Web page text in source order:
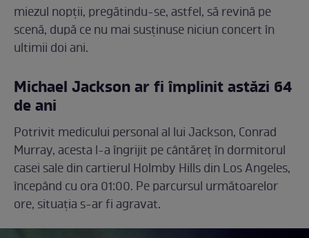
miezul nopții, pregătindu-se, astfel, să revină pe
scenă, după ce nu mai susținuse niciun concert în
ultimii doi ani.
Michael Jackson ar fi împlinit astăzi 64
de ani
Potrivit medicului personal al lui Jackson, Conrad
Murray, acesta l-a îngrijit pe cântăreț în dormitorul
casei sale din cartierul Holmby Hills din Los Angeles,
începând cu ora 01:00. Pe parcursul următoarelor
ore, situația s-ar fi agravat.